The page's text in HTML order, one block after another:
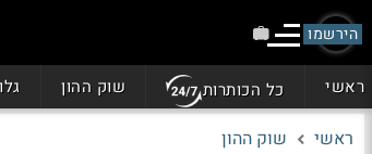
הירשמו
ראשי כל הכותרות שוק ההון
ראשי שוק ההון